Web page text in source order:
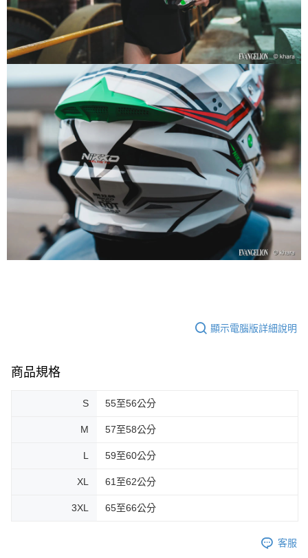
顯示電腦版詳細說明
商品規格
S 55至56公分
M 57至58公分
L 59至60公分
XL 61至62公分
3XL 65至66公分
客服